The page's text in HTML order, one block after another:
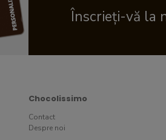
Înscrieți-vă la
Chocolissimo
Contact
Despre noi